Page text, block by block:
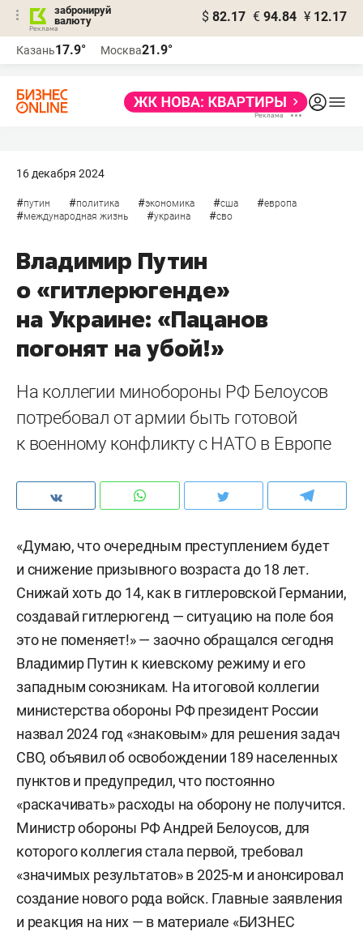
забронируй
валюту
$ 82.17 € 94.84 ¥ 12.17
Казань17.9° Москва21.9°
16 декабря 2024
#путин #политика #экономика #сша #европа
#международная жизнь #украина #сво
Владимир Путин
о «гитлерюгенде»
на Украине: «Пацанов
погонят на убой!»
На коллегии минобороны РФ Белоусов
потребовал от армии быть готовой
к военному конфликту с НАТО в Европе
«Думаю, что очередным преступлением будет
и снижение призывного возраста до 18 лет.
Снижай хоть до 14, как в гитлеровской Германии,
создавай гитлерюгенд — ситуацию на поле боя
это не поменяет!» — заочно обращался сегодня
Владимир Путин к киевскому режиму и его
западным союзникам. На итоговой коллегии
министерства обороны РФ президент России
назвал 2024 год «знаковым» для решения задач
СВО, объявил об освобождении 189 населенных
пунктов и предупредил, что постоянно
«раскачивать» расходы на оборону не получится.
Министр обороны РФ Андрей Белоусов, для
которого коллегия стала первой, требовал
«значимых результатов» в 2025-м и анонсировал
создание нового рода войск. Главные заявления
и реакция на них — в материале «БИЗНЕС